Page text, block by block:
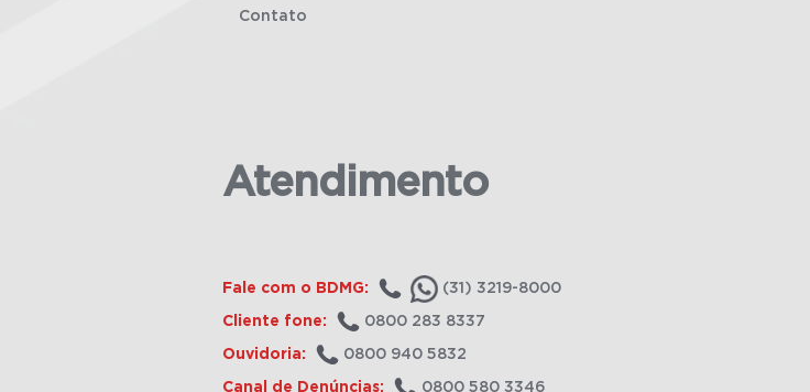
Contato
Atendimento
Fale com o BDMG: (31) 3219-8000
Cliente fone: 0800 283 8337
Ouvidoria: 0800 940 5832
Canal de Denúncias: 0800 580 3346